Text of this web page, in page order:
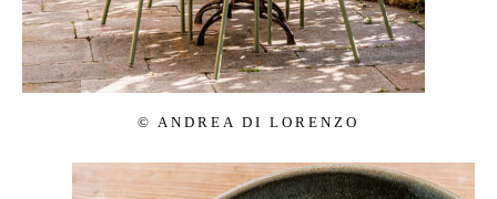
© AN­DREA DI LO­RENZO